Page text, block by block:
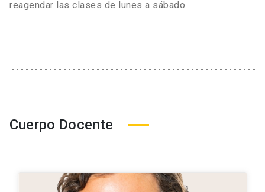
reagendar las clases de lunes a sábado.
Cuerpo Docente